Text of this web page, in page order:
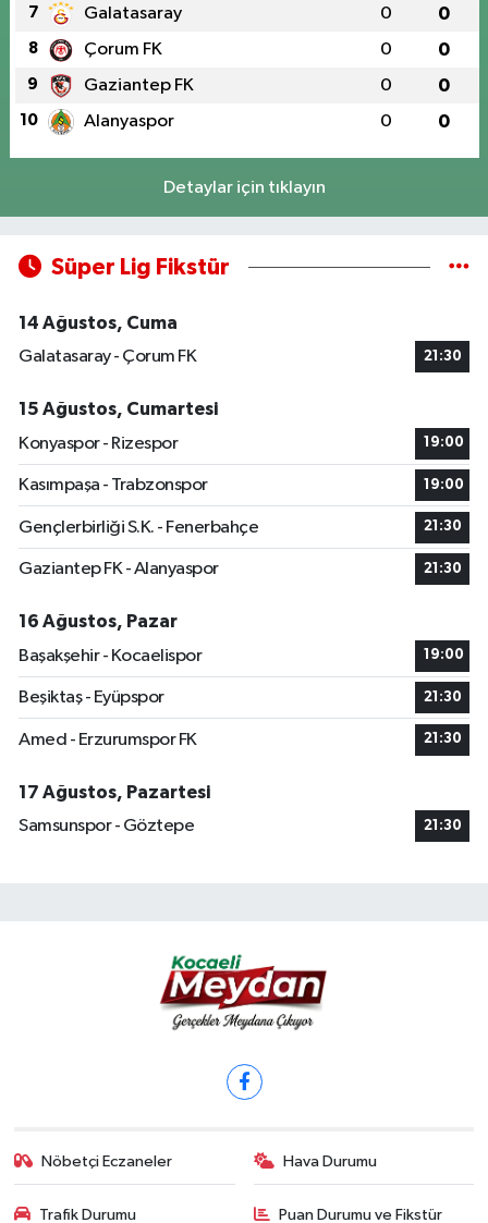
7 Galatasaray 0 0
8 Çorum FK 0 0
9 Gaziantep FK 0 0
10 Alanyaspor 0 0
Detaylar için tıklayın
Süper Lig Fikstür
14 Ağustos, Cuma
Galatasaray - Çorum FK
21:30
15 Ağustos, Cumartesi
Konyaspor - Rizespor
19:00
Kasımpaşa - Trabzonspor 19:00
Gençlerbirliği S.K. - Fenerbahçe 21:30
Gaziantep FK - Alanyaspor 21:30
16 Ağustos, Pazar
Başakşehir - Kocaelispor
19:00
Beşiktaş - Eyüpspor 21:30
Amed - Erzurumspor FK 21:30
17 Ağustos, Pazartesi
Samsunspor - Göztepe
21:30
Nöbetçi Eczaneler Hava Durumu
Trafik Durumu Puan Durumu ve Fikstür